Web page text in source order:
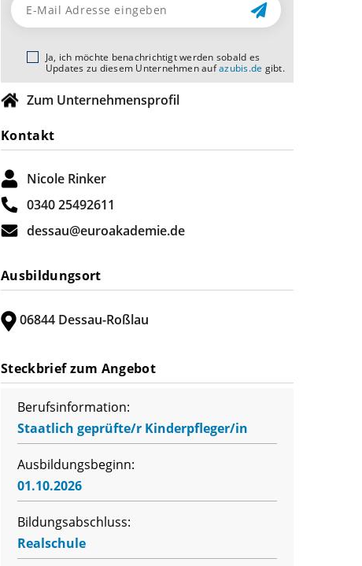
Ja, ich möchte benachrichtigt werden sobald es
Updates zu diesem Unternehmen aufazubis.de gibt.
Zum Unternehmensprofil
Kontakt
Nicole Rinker
0340 25492611
dessau@euroakademie.de
Ausbildungsort
06844 Dessau-Roßlau
Steckbrief zum Angebot
Berufsinformation:
Staatlich geprüfte/r Kinderpfleger/in
Ausbildungsbeginn:
01.10.2026
Bildungsabschluss:
Realschule